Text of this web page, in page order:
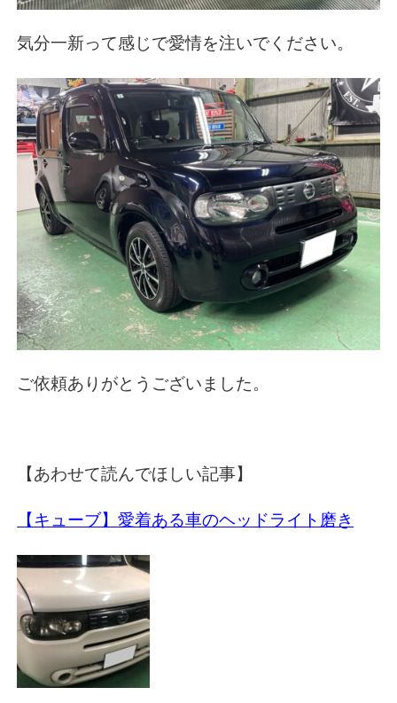
気分一新って感じで愛情を注いでください。
ご依頼ありがとうございました。
【あわせて読んでほしい記事】
【キューブ】愛着ある車のヘッドライト磨き